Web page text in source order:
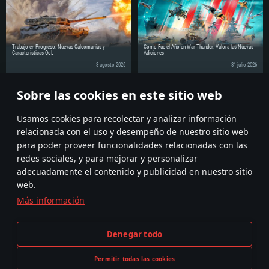
Sobre las cookies en este sitio web
Usamos cookies para recolectar y analizar información
relacionada con el uso y desempeño de nuestro sitio web
para poder proveer funcionalidades relacionadas con las
redes sociales, y para mejorar y personalizar
adecuadamente el contenido y publicidad en nuestro sitio
web.
Más información
Denegar todo
Permitir todas las cookies
Disco Duro: 62.2 GB (Cliente Completo)
Trabajo en Progreso: Nuevas Calcomanías y
Características QoL
3 agosto 2026
Cómo Fue el Año en War Thunder: Valora las Nuevas
Adiciones
31 julio 2026
¡Comparte la noticia con tus amigos!
Discuss on the Forums
Términos y Condiciones
Política de Privacidad
Ajustes de cookies